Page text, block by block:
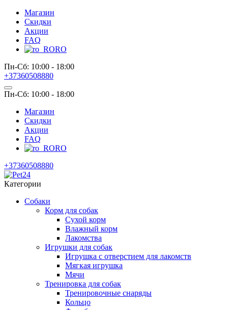
Магазин
Скидки
Акции
FAQ
RO
Пн-Сб: 10:00 - 18:00
+37360508880
Пн-Сб: 10:00 - 18:00
Магазин
Скидки
Акции
FAQ
RO
+37360508880
Категории
Собаки
Корм для собак
Сухой корм
Влажный корм
Лакомства
Игрушки для собак
Игрушка с отверстием для лакомств
Мягкая игрушка
Мячи
Тренировка для собак
Тренировочные снаряды
Кольцо